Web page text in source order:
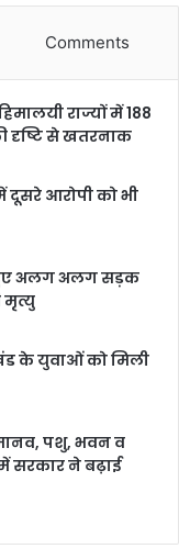
Comments
राज्यों में 188
दृष्टि से खतरनाक
आरोपी को भी
हुए अलग अलग सड़क
मृत्यु
के युवाओं को मिली
पशु, भवन व
सरकार ने बढ़ाई